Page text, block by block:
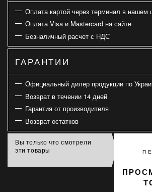
Оплата картой через терминал в нашем
Оплата Visa и Mastercard на сайте
Безналичный расчет с НДС
ГАРАНТИИ
Официальный дилер продукции по
Возврат в течении 14 дней
Гарантия от производителя
Возврат остатков
Вы только что смотрели
эти товары